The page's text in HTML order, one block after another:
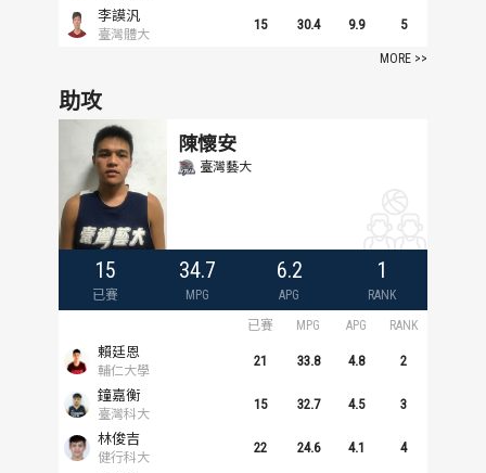
李謨汎
臺灣體大
15 30.4 9.9 5
MORE >>
助攻
陳懷安
臺灣藝大
15
已賽
34.7
MPG
6.2
APG
1
RANK
已賽
MPG APG RANK
賴廷恩
輔仁大學
21 33.8 4.8 2
鐘嘉衡
臺灣科大
15 32.7 4.5 3
林俊吉
健行科大
22 24.6 4.1 4